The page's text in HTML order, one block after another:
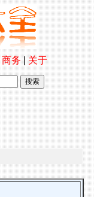
商务|关于